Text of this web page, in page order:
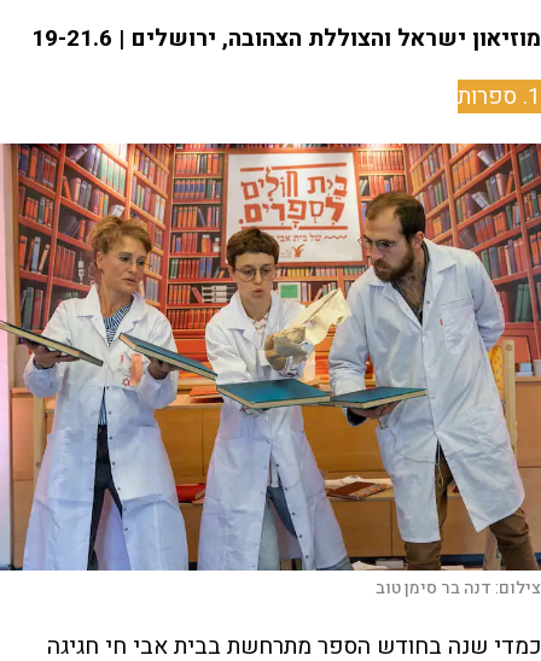
מוזיאון ישראל והצוללת הצהובה, ירושלים | 19-21.6
1. ספרות
צילום:דנה בר סימן טוב
כמדי שנה בחודש הספר מתרחשת בבית אבי חי חגיגה